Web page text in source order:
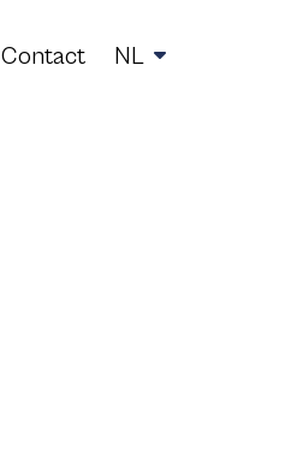
Contact NL